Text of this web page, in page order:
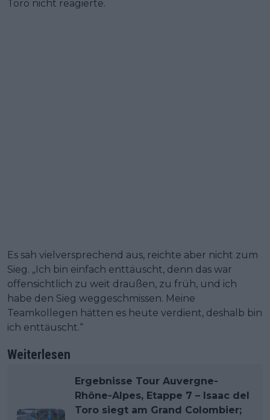
Toro nicht reagierte.
Es sah vielversprechend aus, reichte aber nicht zum
Sieg. „Ich bin einfach enttäuscht, denn das war
offensichtlich zu weit draußen, zu früh, und ich
habe den Sieg weggeschmissen. Meine
Teamkollegen hätten es heute verdient, deshalb bin
ich enttäuscht.“
Weiterlesen
Ergebnisse Tour Auvergne-
Rhône-Alpes, Etappe 7 – Isaac del
Toro siegt am Grand Colombier;